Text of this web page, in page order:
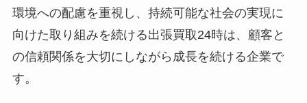
環境への配慮を重視し、持続可能な社会の実現に
向けた取り組みを続ける出張買取24時は、顧客と
の信頼関係を大切にしながら成長を続ける企業で
す。